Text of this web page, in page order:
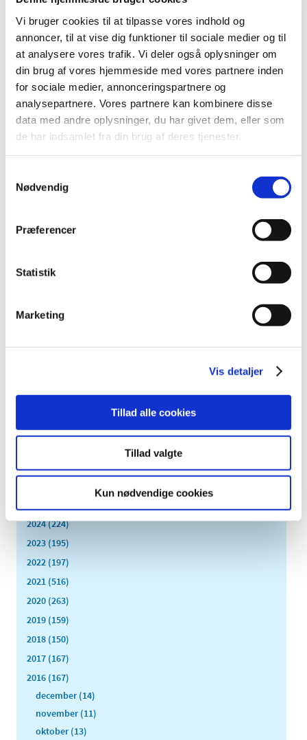
Vi bruger cookies til at tilpasse vores indhold og
annoncer, til at vise dig funktioner til sociale medier og til
at analysere vores trafik. Vi deler også oplysninger om
din brug af vores hjemmeside med vores partnere inden
for sociale medier, annonceringspartnere og
analysepartnere. Vores partnere kan kombinere disse
data med andre oplysninger, du har givet dem, eller som
de har indsamlet fra din brug af deres tjenester.
Nødvendig
Præferencer
Statistik
Marketing
Vis detaljer
Tillad alle cookies
Tillad valgte
Kun nødvendige cookies
Aktion mod ulovlig medicin
|9. juni 2016|
En verdensomspændende medicinaktion er netop slut.
393 personer er anholdt og over 4.900 hjemmesider er…
Pas på forfalsket medicin
|8. juni 2016|
Lægemiddelstyrelsen deltager i kampagnen for at gøre
…
Entresto® får ikke generelt klausuleret tilskud
have generelt klausuleret tilskud. Entresto indeholder
…
Oramorph® orale dråber og oral opløsning i
enkeltdosisbeholdere får generelt klausuleret
Oramorph® oral opløsning i flaske med 100 ml får
derimod ikke generelt klausuleret tilskud.
Alle (2505)
TID
2024 (224)
2023 (195)
2022 (197)
2021 (516)
2020 (263)
2019 (159)
2018 (150)
2017 (167)
2016 (167)
december (14)
november (11)
oktober (13)